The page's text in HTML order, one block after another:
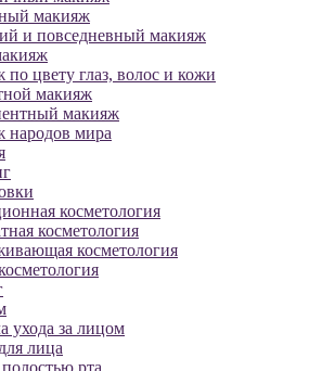
макияж
и повседневный макияж
цвету глаз, волос и кожи
макияж
макияж
народов мира
косметология
косметология
косметология
ухода за лицом
лица